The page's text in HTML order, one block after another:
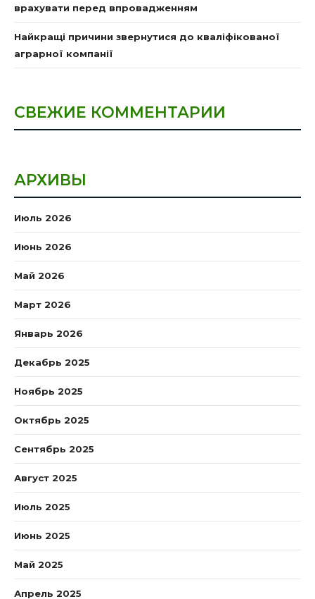
врахувати перед впровадженням
Найкращі причини звернутися до кваліфікованої
аграрної компанії
СВЕЖИЕ КОММЕНТАРИИ
АРХИВЫ
Июль 2026
Июнь 2026
Май 2026
Март 2026
Январь 2026
Декабрь 2025
Ноябрь 2025
Октябрь 2025
Сентябрь 2025
Август 2025
Июль 2025
Июнь 2025
Май 2025
Апрель 2025